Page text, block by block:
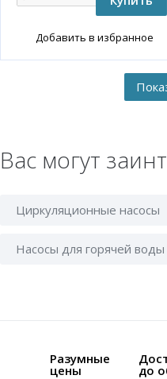
Добавить в избранное
Вас могут
Циркуляционные насосы
Насосы для горячей воды
Разумные
цены до